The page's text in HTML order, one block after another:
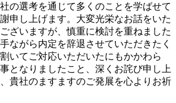
の選考を通じて多くのことを学ばせて
申し上げます。大変光栄なお話をいた
ざいますが、慎重に検討を重ねました
ながら内定を辞退させていただきたく
いてご対応いただいたにもかかわら
となりましたこと、深くお詫び申し上
貴社のますますのご発展を心よりお祈